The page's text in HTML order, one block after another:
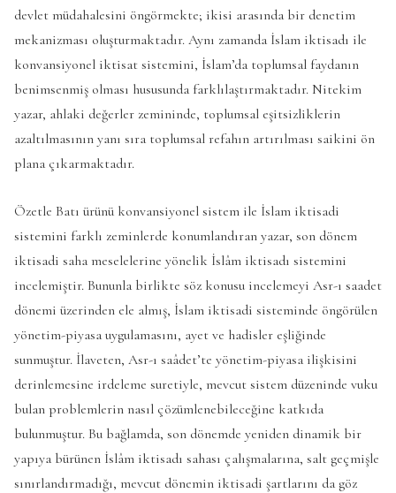
devlet müdahalesini öngörmekte; ikisi arasında bir denetim
mekanizması oluşturmaktadır. Aynı zamanda İslam iktisadı ile
konvansiyonel iktisat sistemini, İslam’da toplumsal faydanın
benimsenmiş olması hususunda farklılaştırmaktadır. Nitekim
yazar, ahlaki değerler zemininde, toplumsal eşitsizliklerin
azaltılmasının yanı sıra toplumsal refahın artırılması saikini ön
plana çıkarmaktadır.
Özetle Batı ürünü konvansiyonel sistem ile İslam iktisadi
sistemini farklı zeminlerde konumlandıran yazar, son dönem
iktisadi saha meselelerine yönelik İslâm iktisadı sistemini
incelemiştir. Bununla birlikte söz konusu incelemeyi Asr-ı saadet
dönemi üzerinden ele almış, İslam iktisadi sisteminde öngörülen
yönetim-piyasa uygulamasını, ayet ve hadisler eşliğinde
sunmuştur. İlaveten, Asr-ı saâdet’te yönetim-piyasa ilişkisini
derinlemesine irdeleme suretiyle, mevcut sistem düzeninde vuku
bulan problemlerin nasıl çözümlenebileceğine katkıda
bulunmuştur. Bu bağlamda, son dönemde yeniden dinamik bir
yapıya bürünen İslâm iktisadı sahası çalışmalarına, salt geçmişle
sınırlandırmadığı, mevcut dönemin iktisadi şartlarını da göz